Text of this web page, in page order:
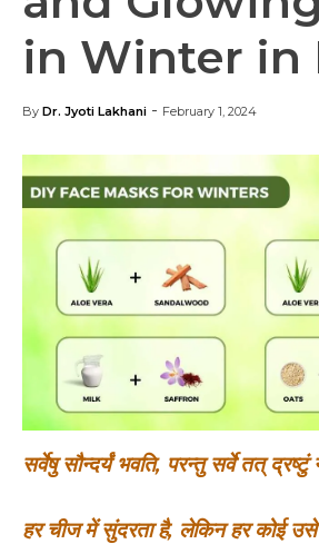
in Winter in
By Dr. Jyoti Lakhani - February 1, 2024
सर्वेषु सौन्दर्यं भवति, परन्तु सर्वे तत्
हर चीज में सुंदरता है, लेकिन हर कोई उसे